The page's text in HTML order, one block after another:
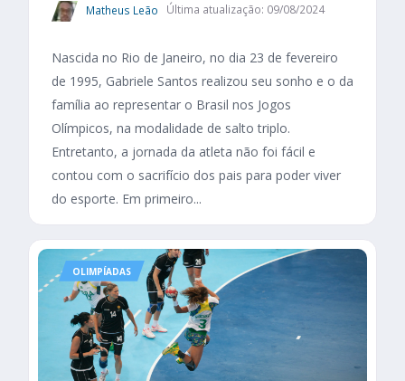
Matheus Leão Última atualização: 09/08/2024
Nascida no Rio de Janeiro, no dia 23 de fevereiro
de 1995, Gabriele Santos realizou seu sonho e o da
família ao representar o Brasil nos Jogos
Olímpicos, na modalidade de salto triplo.
Entretanto, a jornada da atleta não foi fácil e
contou com o sacrifício dos pais para poder viver
do esporte. Em primeiro...
OLIMPÍADAS